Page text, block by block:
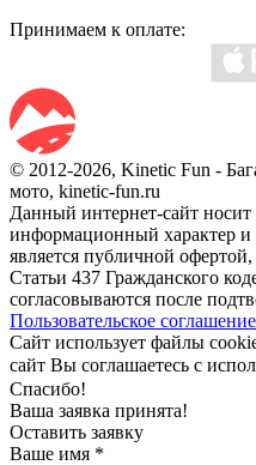
Принимаем к оплате:
© 2012-2026, Kinetic Fun -
мото, kinetic-fun.ru
Данный интернет-сайт
информационный характер и
является публичной
Статьи 437 Гражданского
согласовываются после
Пользовательское соглашение
Сайт использует файлы
сайт Вы соглашаетесь с
Спасибо!
Ваша заявка принята!
Оставить заявку
Ваше имя *